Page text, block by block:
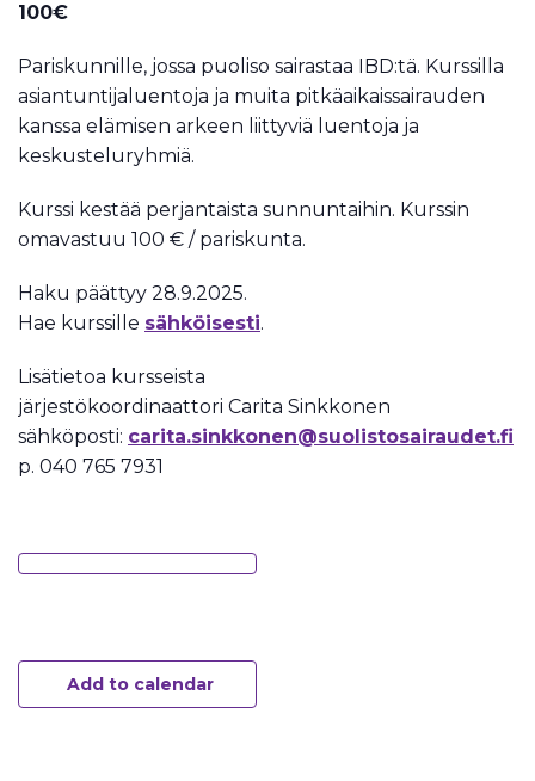
100€
Pariskunnille, jossa puoliso sairastaa IBD:tä. Kurssilla
asiantuntijaluentoja ja muita pitkäaikaissairauden
kanssa elämisen arkeen liittyviä luentoja ja
keskusteluryhmiä.
Kurssi kestää perjantaista sunnuntaihin. Kurssin
omavastuu 100 € / pariskunta.
Haku päättyy 28.9.2025.
Hae kurssille sähköisesti.
Lisätietoa kursseista
järjestökoordinaattori Carita Sinkkonen
sähköposti: carita.sinkkonen@suolistosairaudet.fi
p. 040 765 7931
Add to calendar